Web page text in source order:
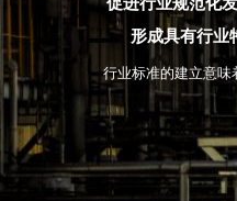
形成具有行业
行业标准的建立意味